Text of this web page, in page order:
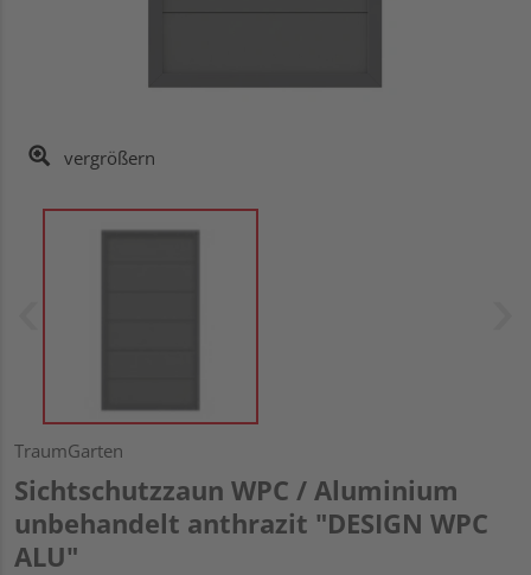
vergrößern
TraumGarten
Sichtschutzzaun WPC / Aluminium
unbehandelt anthrazit "DESIGN WPC
ALU"